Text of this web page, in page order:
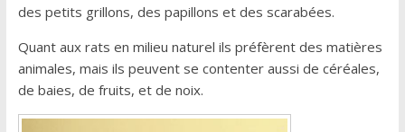
des petits grillons, des papillons et des scarabées.
Quant aux rats en milieu naturel ils préfèrent des matières
animales, mais ils peuvent se contenter aussi de céréales,
de baies, de fruits, et de noix.